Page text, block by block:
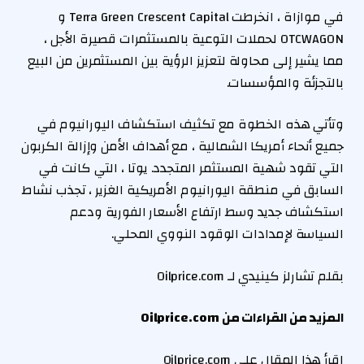
في موازاة ، انخرطت Terra Green Crescent Capital و
OTCWAGON لحملات التوعية بالمستثمرات قصيرة الأجل ،
مما يشير إلى محاولة لتعزيز الرؤية بين المستثمرين من البيع
بالتجزئة والمؤسسات.
وتأتي هذه الخطوة مع تكثيف استكشاف اليورانيوم في
جميع أنحاء أمريكا الشمالية ، مع أهداف الأمن وإزالة الكربون
التي تقود شهية المستثمر المتجدد. يوتا ، التي كانت في
السابق في منطقة اليورانيوم الأمريكية الغزير ، تجذب نشاط
استكشاف جديد وسط ارتفاع الأسعار الفورية ودعم
السياسة لإمدادات الوقود النووي المحلي.
بقلم تشارلز كينيدي لـ Oilprice.com
المزيد من القراءات من Oilprice.com